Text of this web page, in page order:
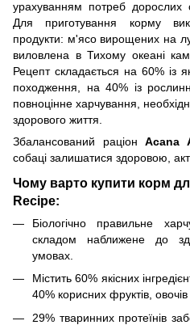
урахуванням потреб дорослих
Для приготування корму
продукти: м'ясо вирощених на
виловлена в Тихому океані
Рецепт складається на 60% із
походження, на 40% із
повноцінне харчування,
здорового життя.
Збалансований раціонAcana
собаці залишатися здоровою,
Чому варто купити корм
Recipe:
Біологічно правильне
складом наближене до
умовах.
Містить 60% якісних
40% корисних фруктів, овочів
29% тваринних протеїнів